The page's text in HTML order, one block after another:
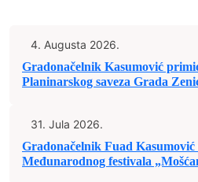
4. Augusta 2026.
Gradonačelnik Kasumović
Planinarskog saveza Grada
31. Jula 2026.
Gradonačelnik Fuad Kasumović
Međunarodnog festivala